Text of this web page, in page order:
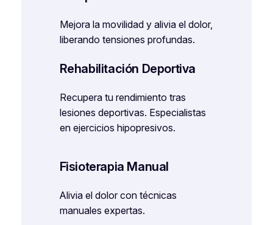
Mejora la movilidad y alivia el dolor,
liberando tensiones profundas.
Rehabilitación Deportiva
Recupera tu rendimiento tras
lesiones deportivas. Especialistas
en ejercicios hipopresivos.
Fisioterapia Manual
Alivia el dolor con técnicas
manuales expertas.